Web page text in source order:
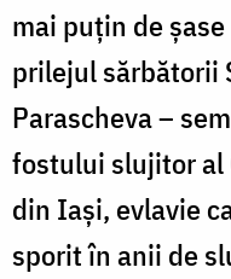
mai puțin de
prilejul sărbătorii
Parascheva –
fostului slujitor al
din Iași, evlavie
sporit în anii de